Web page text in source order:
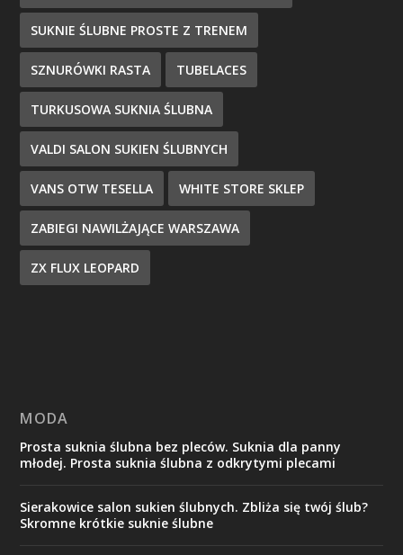
SUKNIE ŚLUBNE PROSTE Z TRENEM
SZNURÓWKI RASTA TUBELACES
TURKUSOWA SUKNIA ŚLUBNA
VALDI SALON SUKIEN ŚLUBNYCH
VANS OTW TESELLA WHITE STORE SKLEP
ZABIEGI NAWILŻAJĄCE WARSZAWA
ZX FLUX LEOPARD
MODA
Prosta suknia ślubna bez pleców. Suknia dla panny
młodej. Prosta suknia ślubna z odkrytymi plecami
Sierakowice salon sukien ślubnych. Zbliża się twój ślub?
Skromne krótkie suknie ślubne